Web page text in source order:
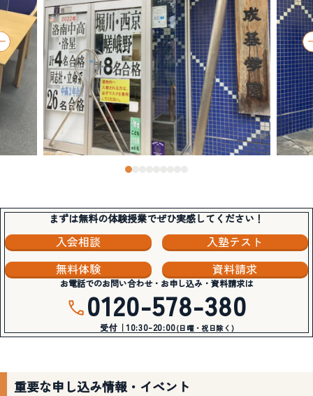
まずは無料の体験授業でぜひ実感してください！
入会相談
入塾テスト
無料体験
資料請求
お電話でのお問い合わせ・お申し込み・資料請求は
0120-578-380
受付｜10:30-20:00(日曜・祝日除く)
重要な申し込み情報・イベント